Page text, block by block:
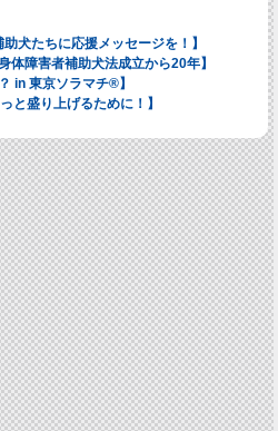
犬たちに応援メッセージを！】
障害者補助犬法成立から20年】
in 東京ソラマチ®】
と盛り上げるために！】